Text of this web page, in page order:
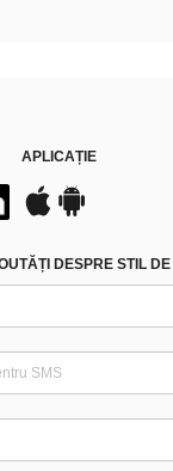
APLICAȚIE
DESPRE STIL